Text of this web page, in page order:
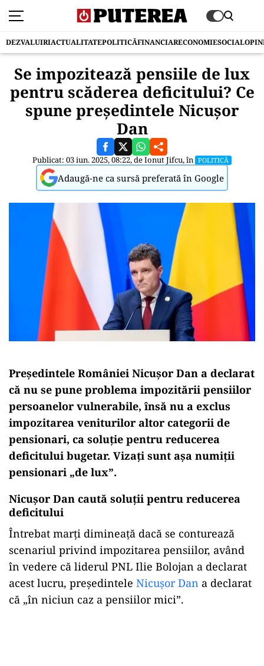
DEZVALUIRIACTUALITATEPOLITICĂFINANCIARECONOMIESOCIAL
Se impozitează pensiile de lux
pentru scăderea deficitului? Ce
spune preşedintele Nicuşor
Dan
Publicat: 03 iun. 2025, 08:22, deIonut Jifcu, în POLITICĂ
Adaugă-ne ca sursă preferată în Google
Preşedintele României Nicuşor Dan a declarat
că nu se pune problema impozitării pensiilor
persoanelor vulnerabile, însă nu a exclus
impozitarea veniturilor altor categorii de
pensionari, ca soluţie pentru reducerea
deficitului bugetar. Vizaţi sunt aşa numiţii
pensionari „de lux”.
Nicuşor Dan caută soluţii pentru reducerea
deficitului
Întrebat marţi dimineaţă dacă se conturează
scenariul privind impozitarea pensiilor, având
în vedere că liderul PNL Ilie Bolojan a declarat
acest lucru, preşedintele Nicuşor Dan a declarat
că „în niciun caz a pensiilor mici”.